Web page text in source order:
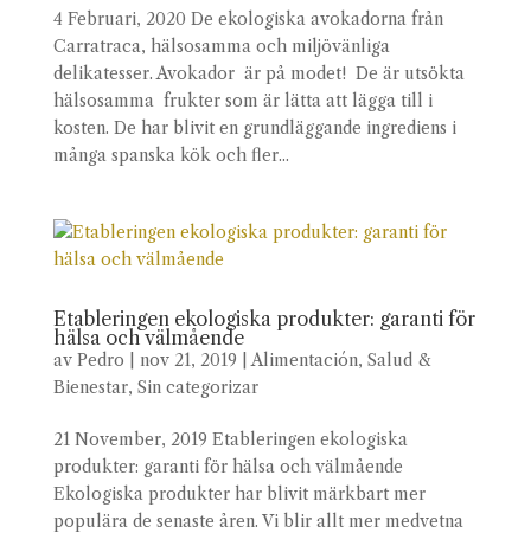
4 Februari, 2020 De ekologiska avokadorna från
Carratraca, hälsosamma och miljövänliga
delikatesser. Avokador är på modet! De är utsökta
hälsosamma frukter som är lätta att lägga till i
kosten. De har blivit en grundläggande ingrediens i
många spanska kök och fler...
Etableringen ekologiska produkter: garanti för
hälsa och välmående
av Pedro nov 21, 2019 |Alimentación, Salud &
Bienestar, Sin categorizar
21 November, 2019 Etableringen ekologiska
produkter: garanti för hälsa och välmående
Ekologiska produkter har blivit märkbart mer
populära de senaste åren. Vi blir allt mer medvetna